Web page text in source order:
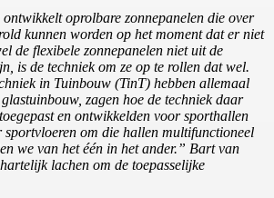
oprolbare zonnepanelen die over
kunnen worden op het moment dat er niet
de flexibele zonnepanelen niet uit de
is de techniek om ze op te rollen dat wel.
in Tuinbouw (TinT) hebben allemaal
zagen hoe de techniek daar
en ontwikkelden voor sporthallen
sportvloeren om die hallen multifunctioneel
we van het één in het ander.” Bart van
lachen om de toepasselijke